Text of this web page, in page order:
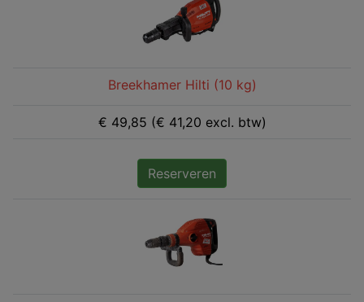
Breekhamer Hilti (10 kg)
€ 49,85 (€ 41,20 excl. btw)
Reserveren